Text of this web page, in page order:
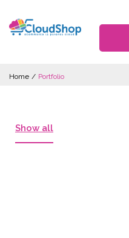
Home / Portfolio
Show all